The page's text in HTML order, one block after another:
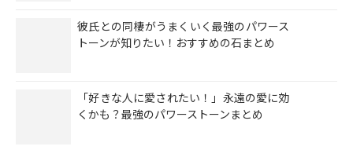
彼氏との同棲がうまくいく最強のパワース
トーンが知りたい！おすすめの石まとめ
「好きな人に愛されたい！」永遠の愛に効
くかも？最強のパワーストーンまとめ